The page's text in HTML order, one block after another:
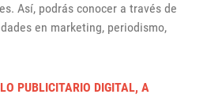
Así, podrás conocer a través de
en marketing, periodismo,
PUBLICITARIO DIGITAL, A